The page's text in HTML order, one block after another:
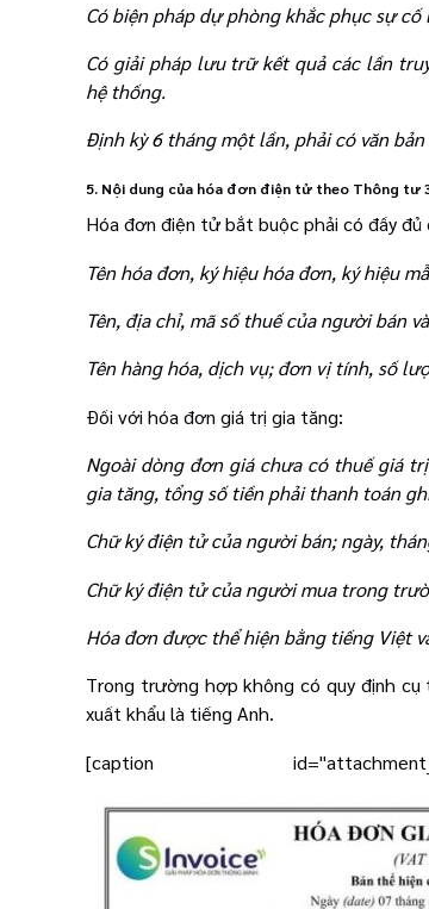
Có biện pháp dự phòng khắc phục sự
Có giải pháp lưu trữ kết quả các lần
hệ thống.
Định kỳ 6 tháng một lần, phải có văn
5. Nội dung của hóa đơn điện tử theo Thông tư
Hóa đơn điện tử bắt buộc phải có đầy đủ
Tên hóa đơn, ký hiệu hóa đơn, ký hiệu
Tên, địa chỉ, mã số thuế của người bán
Tên hàng hóa, dịch vụ; đơn vị tính, số
Đối với hóa đơn giá trị gia tăng:
Ngoài dòng đơn giá chưa có thuế giá
gia tăng, tổng số tiền phải thanh toán
Chữ ký điện tử của người bán; ngày,
Chữ ký điện tử của người mua trong
Hóa đơn được thể hiện bằng tiếng Việt
Trong trường hợp không có quy định
xuất khẩu là tiếng Anh.
[caption